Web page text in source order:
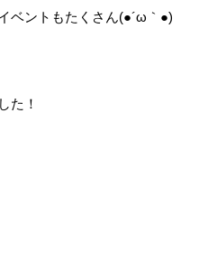
ベントもたくさん(●´ω｀●)
た！